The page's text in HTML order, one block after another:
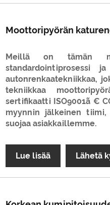
Moottoripyörän
Meillä on tämän
standardointiprosessi
autonrenkaatekniikkaa,
tekniikkaa
sertifikaatti ISO9001ã €
myynnin jälkeinen
suojaa asiakkaillemme.
Lue lisää Lähetä